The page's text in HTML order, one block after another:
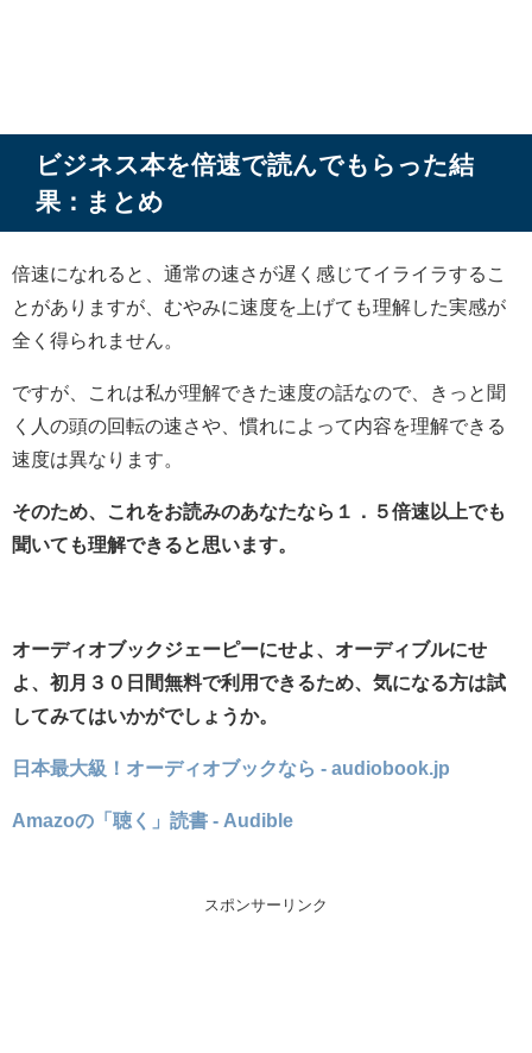
ビジネス本を倍速で読んでもらった結
果：まとめ
倍速になれると、通常の速さが遅く感じてイライラするこ
とがありますが、むやみに速度を上げても理解した実感が
全く得られません。
ですが、これは私が理解できた速度の話なので、きっと聞
く人の頭の回転の速さや、慣れによって内容を理解できる
速度は異なります。
そのため、これをお読みのあなたなら１．５倍速以上でも
聞いても理解できると思います。
オーディオブックジェーピーにせよ、オーディブルにせ
よ、初月３０日間無料で利用できるため、気になる方は試
してみてはいかがでしょうか。
日本最大級！オーディオブックなら - audiobook.jp
Amazoの「聴く」読書 - Audible
スポンサーリンク